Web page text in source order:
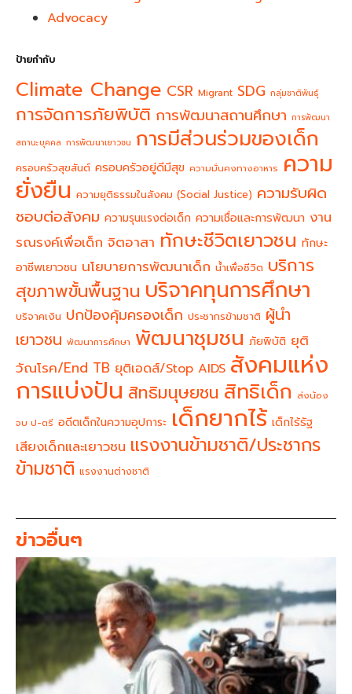
Advocacy
ป้ายกำกับ
Climate Change CSR Migrant SDG กลุ่มชาติพันธุ์
การจัดการภัยพิบัติ การพัฒนาสถานศึกษา การพัฒนา
สถานะบุคคล การพัฒนาเยาวชน การมีส่วนร่วมของเด็ก
ครอบครัวสุขสันต์ ครอบครัวอยู่ดีมีสุข ความมั่นคงทางอาหาร ความ
ยั่งยืน ความยุติธรรมในสังคม (Social Justice) ความรับผิด
ชอบต่อสังคม ความรุนแรงต่อเด็ก ความเชื่อและการพัฒนา งาน
รณรงค์เพื่อเด็ก จิตอาสา ทักษะชีวิตเยาวชน ทักษะ
อาชีพเยาวชน นโยบายการพัฒนาเด็ก น้ำเพื่อชีวิต บริการ
สุขภาพขั้นพื้นฐาน บริจาคทุนการศึกษา
บริจาคเงิน ปกป้องคุ้มครองเด็ก ประชากรข้ามชาติ ผู้นำ
เยาวชน พัฒนาการศึกษา พัฒนาชุมชน ภัยพิบัติ ยุติ
วัณโรค/End TB ยุติเอดส์/Stop AIDS สังคมแห่ง
การแบ่งปัน สิทธิมนุษยชน สิทธิเด็ก ส่งน้อง
จบ ป-ตรี อดีตเด็กในความอุปการะ เด็กยากไร้ เด็กไร้รัฐ
เสียงเด็กและเยาวชน แรงงานข้ามชาติ/ประชากร
ข้ามชาติ แรงงานต่างชาติ
ข่าวอื่นๆ